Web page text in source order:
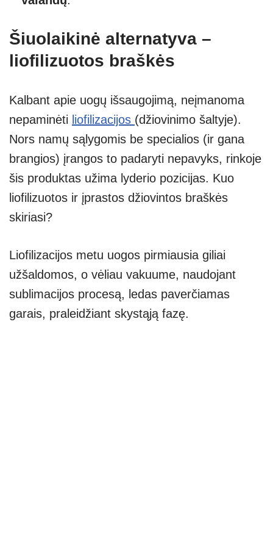
Šiuolaikinė alternatyva –
liofilizuotos braškės
Kalbant apie uogų išsaugojimą, neįmanoma
nepaminėti liofilizacijos (džiovinimo šaltyje).
Nors namų sąlygomis be specialios (ir gana
brangios) įrangos to padaryti nepavyks, rinkoje
šis produktas užima lyderio pozicijas. Kuo
liofilizuotos ir įprastos džiovintos braškės
skiriasi?
Liofilizacijos metu uogos pirmiausia giliai
užšaldomos, o vėliau vakuume, naudojant
sublimacijos procesą, ledas paverčiamas
garais, praleidžiant skystąją fazę.